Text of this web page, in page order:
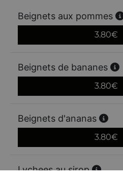
Beignets aux pommes
3.80€
Beignets de bananes
3.80€
Beignets d'ananas
3.80€
Lychees au sirop